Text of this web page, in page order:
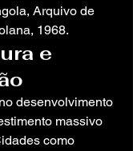
Arquivo de
1968.
e
desenvolvimento
massivo
como